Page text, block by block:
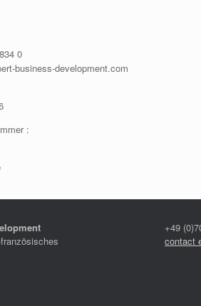
0
business-development.com
:
+49
contact